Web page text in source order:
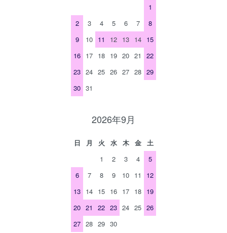
1
2
3 4 5 6 7
8
9
10 11 12 13 14 15
16 17 18 19 20 21
22
23 24 25 26 27 28 29
30 31
2026年9月
日 月 火 水 木 金
土
1
2 3 4
5
6
7 8 9 10 11
12
13 14 15 16 17 18 19
20 21 22 23 24 25 26
27 28 29 30